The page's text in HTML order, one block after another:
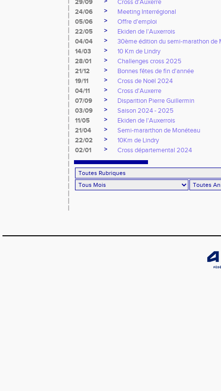
29/09
Cross d'Auxerre
24/06
>
Meeting Interrégional
05/06
>
Offre d'emploi
22/05
>
Ekiden de l'Auxerrois
04/04
>
30ème édition du semi-marathon de
14/03
>
10 Km de Lindry
28/01
>
Challenges cross 2025
21/12
>
Bonnes fêtes de fin d'année
19/11
>
Cross de Noël 2024
04/11
>
Cross d'Auxerre
07/09
>
Disparition Pierre Guillermin
03/09
>
Saison 2024 - 2025
11/05
>
Ekiden de l'Auxerrois
21/04
>
Semi-mararthon de Monéteau
22/02
>
10Km de Lindry
02/01
> Cross départemental 2024